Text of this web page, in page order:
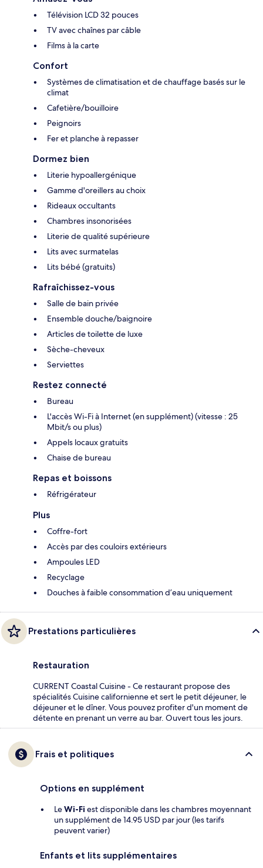
Télévision LCD 32 pouces
TV avec chaînes par câble
Films à la carte
Confort
Systèmes de climatisation et de chauffage basés sur le
climat
Cafetière/bouilloire
Peignoirs
Fer et planche à repasser
Dormez bien
Literie hypoallergénique
Gamme d'oreillers au choix
Rideaux occultants
Chambres insonorisées
Literie de qualité supérieure
Lits avec surmatelas
Lits bébé (gratuits)
Rafraîchissez-vous
Salle de bain privée
Ensemble douche/baignoire
Articles de toilette de luxe
Sèche-cheveux
Serviettes
Restez connecté
Bureau
L'accès Wi-Fi à Internet (en supplément) (vitesse : 25
Mbit/s ou plus)
Appels locaux gratuits
Chaise de bureau
Repas et boissons
Réfrigérateur
Plus
Coffre-fort
Accès par des couloirs extérieurs
Ampoules LED
Recyclage
Douches à faible consommation d’eau uniquement
Prestations particulières
Restauration
CURRENT Coastal Cuisine - Ce restaurant propose des
spécialités Cuisine californienne et sert le petit déjeuner, le
déjeuner et le dîner. Vous pouvez profiter d'un moment de
détente en prenant un verre au bar. Ouvert tous les jours.
Frais et politiques
Options en supplément
LeWi-Fi est disponible dans les chambres moyennant
un supplément de 14.95 USD par jour (les tarifs
peuvent varier)
Enfants et lits supplémentaires